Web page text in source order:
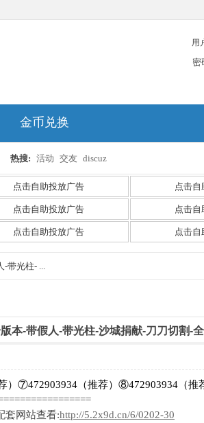
用
密
金币兑换
热搜: 活动 交友 discuz
点击自助投放广告 点击自
点击自助投放广告 点击自
点击自助投放广告 点击自
-带光柱- ...
本-带假人-带光柱-沙城捐献-刀刀切割-
⑦472903934（推荐）⑧472903934（推
套网站查看:http://5.2x9d.cn/6/0202-30